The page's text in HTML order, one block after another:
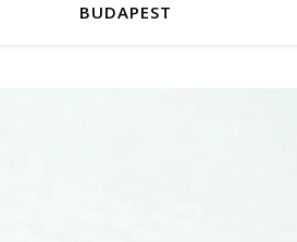
BUDAPEST